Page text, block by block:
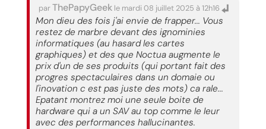
parThePapyGeek le mardi 08 juillet 2025 à 12h16
Mon dieu des fois j'ai envie de frapper... Vous
restez de marbre devant des ignominies
informatiques (au hasard les cartes
graphiques) et des que Noctua augmente le
prix d'un de ses produits (qui portant fait des
progres spectaculaires dans un domaie ou
l'inovation c est pas juste des mots) ca rale...
Epatant montrez moi une seule boite de
hardware qui a un SAV au top comme le leur
avec des performances hallucinantes.